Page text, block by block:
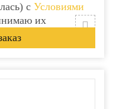
с Условиями
их